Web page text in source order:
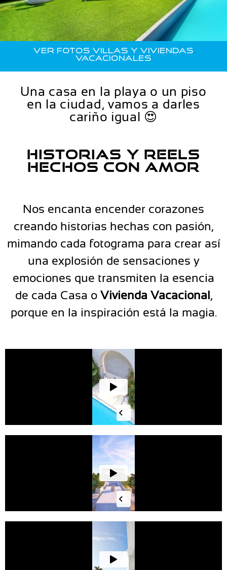
Fotógrafo de
Hoteles
VER FOTOS VILLAS Y VIVIENDAS
VACACIONALES
Una casa en la playa o un piso
en la ciudad, vamos a darles
cariño igual 😍
Historias y Reels
hechos con amor
Nos encanta encender corazones
creando historias hechas con pasión,
mimando cada fotograma para crear así
una explosión de sensaciones y
emociones que transmiten la esencia
de cada Casa o Vivienda Vacacional ,
porque en la inspiración está la magia.